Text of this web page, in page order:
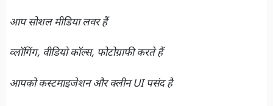
आप सोशल मीडिया लवर हैं
व्लॉगिंग, वीडियो कॉल्स, फोटोग्राफी करते हैं
आपको कस्टमाइजेशन और क्लीन UI पसंद है